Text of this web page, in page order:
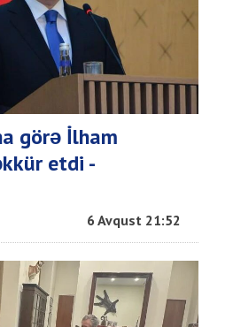
görə İlham
etdi -
6 Avqust 21:52